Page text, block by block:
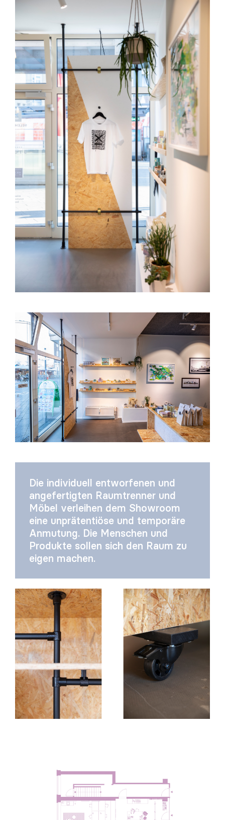
Die individuell entworfenen und
angefertigten Raumtrenner und
Möbel verleihen dem Showroom
eine unprätentiöse und temporäre
Anmutung. Die Menschen und
Produkte sollen sich den Raum zu
eigen machen.